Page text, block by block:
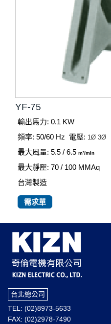
YF-75
輸出馬力: 0.1 KW
頻率: 50/60 Hz 電壓: 1Ø 3Ø
最大風量: 5.5 / 6.5 m³/min
最大靜壓: 70 / 100MMAq
台灣製造
需求單
台北總公司
TEL: (02)8973-5633
FAX: (02)2978-7490